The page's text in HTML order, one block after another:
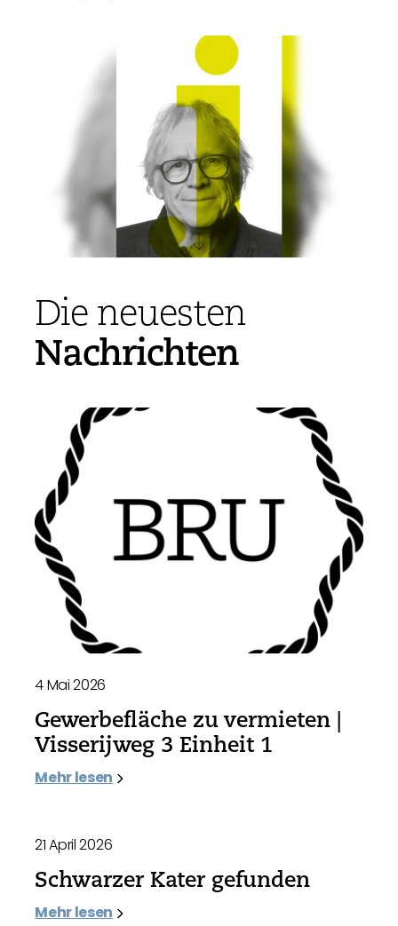
Die neuesten
Nachrichten
4 Mai 2026
Gewerbefläche zu vermieten |
Visserijweg 3 Einheit 1
Mehr lesen
21 April 2026
Schwarzer Kater gefunden
Mehr lesen